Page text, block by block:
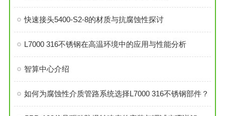
快速接头5400-S2-8的材质与抗腐蚀性探讨
L7000 316不锈钢在高温环境中的应用与性能分析
智算中心介绍
如何为腐蚀性介质管路系统选择L7000 316不锈钢部件？